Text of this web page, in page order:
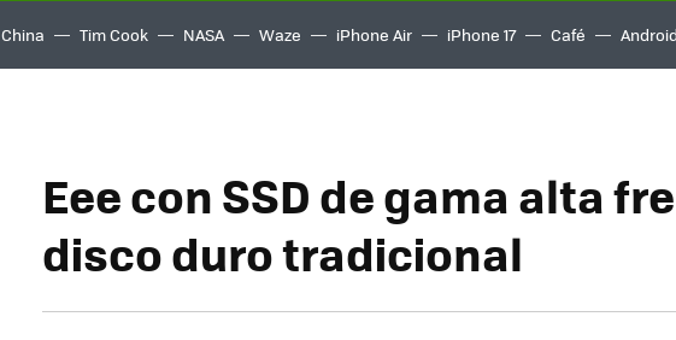
China Tim Cook NASA Waze iPhone Air iPhone 17 Café
Eee con SSD de gama alta
disco duro tradicional